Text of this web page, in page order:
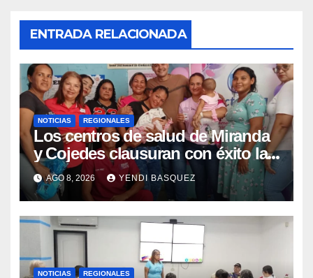
ENTRADA RELACIONADA
NOTICIAS REGIONALES
Los centros de salud de Miranda
y Cojedes clausuran con éxito la
Semana Mundial de la Lactancia
Materna
AGO 8, 2026 YENDI BASQUEZ
NOTICIAS REGIONALES